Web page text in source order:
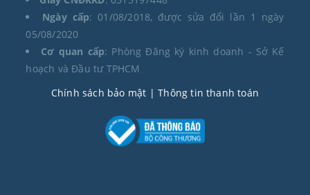
Ngày cấp: 01/08/2018, được sửa đổi lần 1 ngày
05/08/2020
Cơ quan cấp: Phòng Đăng ký kinh doanh - Sở Kế
hoạch và Đầu tư TPHCM
Chính sách bảo mật | Thông tin thanh toán